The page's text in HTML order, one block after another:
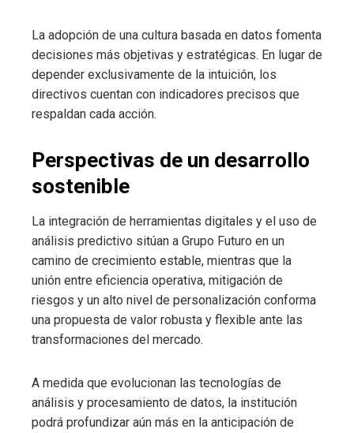
La adopción de una cultura basada en datos fomenta
decisiones más objetivas y estratégicas. En lugar de
depender exclusivamente de la intuición, los
directivos cuentan con indicadores precisos que
respaldan cada acción.
Perspectivas de un desarrollo
sostenible
La integración de herramientas digitales y el uso de
análisis predictivo sitúan a Grupo Futuro en un
camino de crecimiento estable, mientras que la
unión entre eficiencia operativa, mitigación de
riesgos y un alto nivel de personalización conforma
una propuesta de valor robusta y flexible ante las
transformaciones del mercado.
A medida que evolucionan las tecnologías de
análisis y procesamiento de datos, la institución
podrá profundizar aún más en la anticipación de